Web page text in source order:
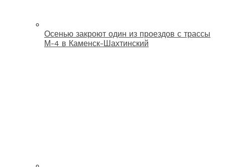
Осенью закроют один из проездов с трассы
М-4 в Каменск-Шахтинский